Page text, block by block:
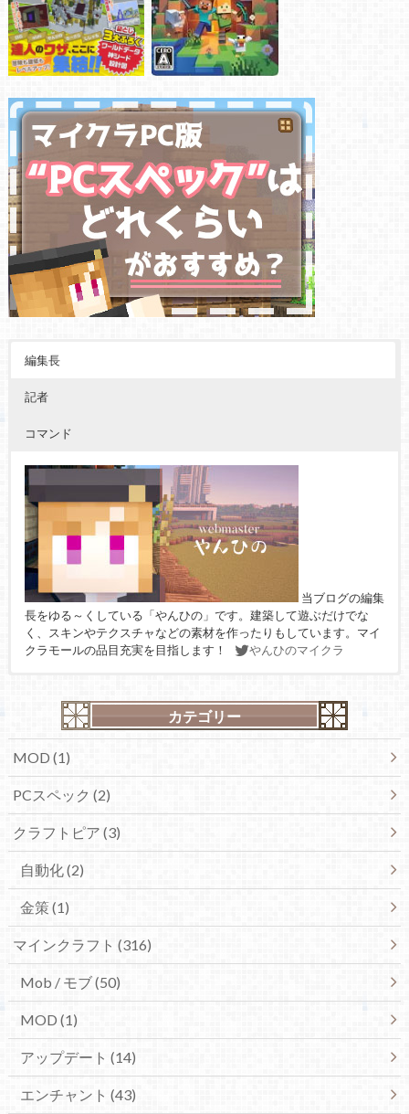
編集長
記者
コマンド
当ブログの編集
長をゆる～くしている「やんひの」です。建築して遊ぶだけでな
く、スキンやテクスチャなどの素材を作ったりもしています。マイ
クラモールの品目充実を目指します！
やんひのマイクラ
カテゴリー
MOD (1)
PCスペック (2)
クラフトピア (3)
自動化 (2)
金策 (1)
マインクラフト (316)
Mob / モブ (50)
MOD (1)
アップデート (14)
エンチャント (43)